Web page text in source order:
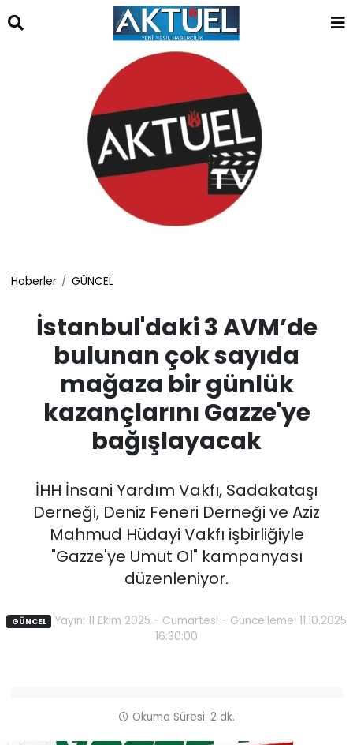
sohbet
chat
odaları
Haberler GÜNCEL
İstanbul'daki 3 AVM’de
bulunan çok sayıda
mağaza bir günlük
kazançlarını Gazze'ye
bağışlayacak
İHH İnsani Yardım Vakfı, Sadakataşı
Derneği, Deniz Feneri Derneği ve Aziz
Mahmud Hüdayi Vakfı işbirliğiyle
"Gazze'ye Umut Ol" kampanyası
düzenleniyor.
GÜNCEL
Yayın: 11 Ekim 2025 - Cumartesi - Güncelleme: 11.10.2025
16:30:00
Okuma Süresi: 2 dk.